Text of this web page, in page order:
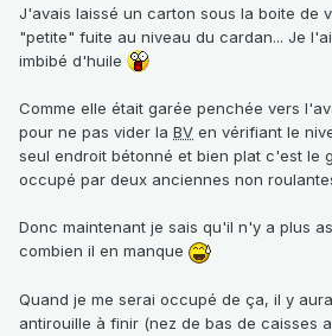
J'avais laissé un carton sous la boite de
"petite" fuite au niveau du cardan... Je
imbibé d'huile
Comme elle était garée penchée vers
pour ne pas vider la BV en vérifiant le
seul endroit bétonné et bien plat c'est le
occupé par deux anciennes non
Donc maintenant je sais qu'il n'y a plus
combien il en manque
Quand je me serai occupé de ça, il y
antirouille à finir (nez de bas de caisses